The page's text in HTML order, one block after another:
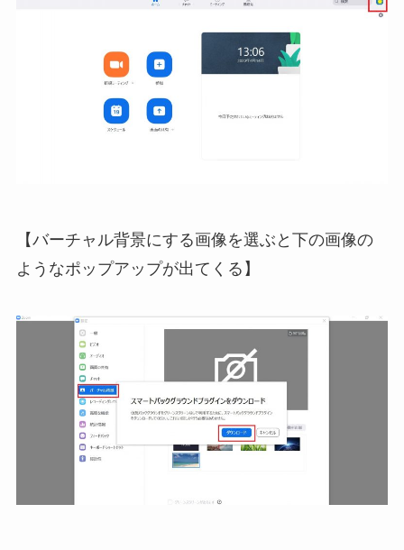
【バーチャル背景にする画像を選ぶと下の画像の
ようなポップアップが出てくる】